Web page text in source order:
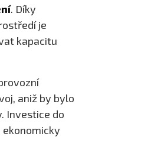
. Díky
je
kapacitu
aniž by bylo
Investice do